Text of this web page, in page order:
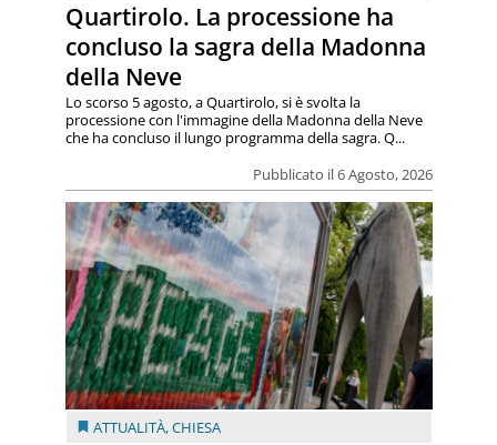
Quartirolo. La processione ha
concluso la sagra della Madonna
della Neve
Pubblicato il 6 Agosto, 2026
Lo scorso 5 agosto, a Quartirolo, si è svolta la
processione con l'immagine della Madonna della Neve
che ha concluso il lungo programma della sagra. Q...
ATTUALITÀ,CHIESA